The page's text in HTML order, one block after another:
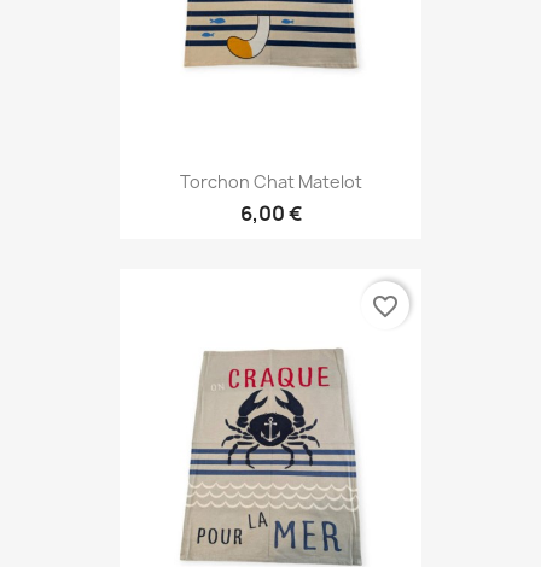
Torchon Chat Matelot
6,00 €
favorite_border